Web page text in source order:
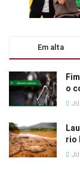
Em alta
o
rio